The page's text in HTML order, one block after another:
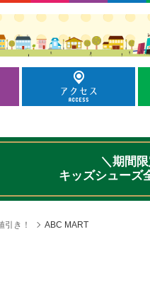
＼期間
キッズシューズ
引き！ ABC MART